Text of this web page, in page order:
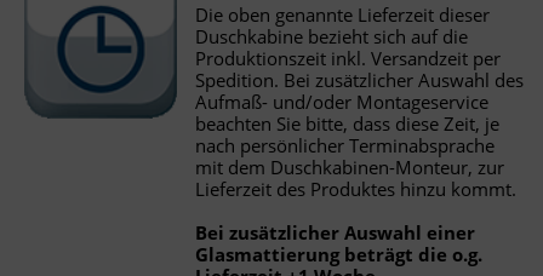
Die oben genannte Lieferzeit dieser
Duschkabine bezieht sich auf die
Produktionszeit inkl. Versandzeit per
Spedition. Bei zusätzlicher Auswahl des
Aufmaß- und/oder Montageservice
beachten Sie bitte, dass diese Zeit, je
nach persönlicher Terminabsprache
mit dem Duschkabinen-Monteur, zur
Lieferzeit des Produktes hinzu kommt.
Bei zusätzlicher Auswahl einer
Glasmattierung beträgt die o.g.